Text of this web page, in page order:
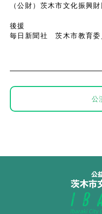
（公財）茨木市文化振興財
後援
毎日新聞社 茨木市教育委
公